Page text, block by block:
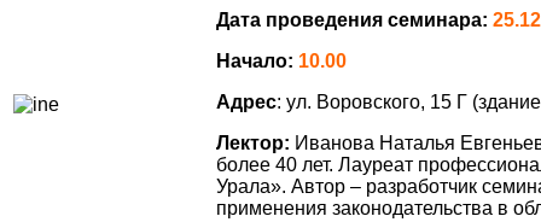
Дата проведения семинара:
Начало: 10.00
Адрес: ул. Воровского, 15 Г
Лектор: Иванова Наталья
более 40 лет. Лауреат
Урала». Автор – разработчик
применения законодательства в